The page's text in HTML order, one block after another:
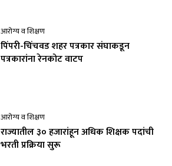
आरोग्य व शिक्षण
पिंपरी-चिंचवड शहर पत्रकार संघाकडून
पत्रकारांना रेनकोट वाटप
आरोग्य व शिक्षण
राज्यातील ३० हजारांहून अधिक शिक्षक पदांची
भरती प्रक्रिया सुरू